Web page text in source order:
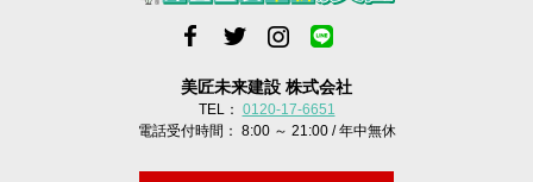
美匠未来建設 株式会社
TEL： 0120-17-6651
電話受付時間： 8:00 ～ 21:00 / 年中無休